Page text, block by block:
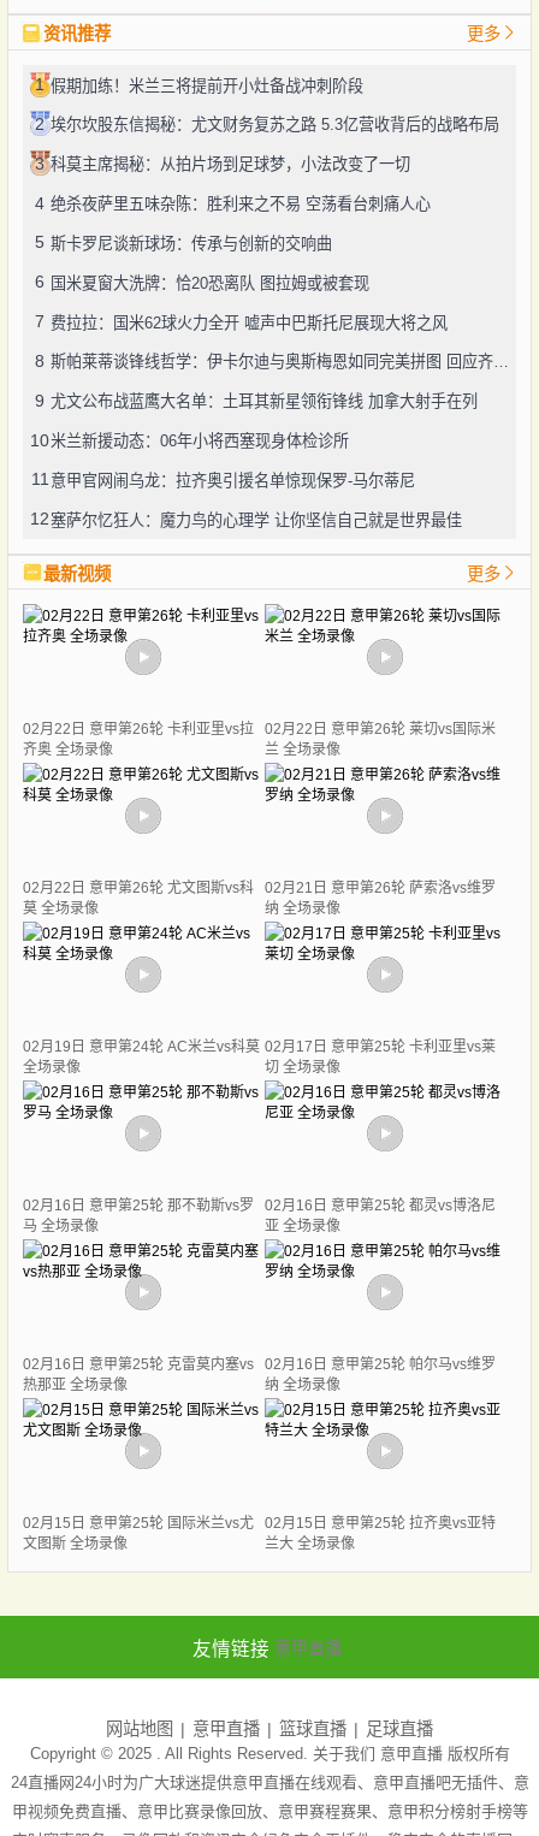
资讯推荐 更多
1 假期加练！米兰三将提前开小灶备战冲刺阶段
2 埃尔坎股东信揭秘：尤文财务复苏之路 5.3亿营收背后的战略布局
3 科莫主席揭秘：从拍片场到足球梦，小法改变了一切
4 绝杀夜萨里五味杂陈：胜利来之不易 空荡看台刺痛人心
5 斯卡罗尼谈新球场：传承与创新的交响曲
6 国米夏窗大洗牌：恰20恐离队 图拉姆或被套现
7 费拉拉：国米62球火力全开 嘘声中巴斯托尼展现大将之风
8 斯帕莱蒂谈锋线哲学：伊卡尔迪与奥斯梅恩如同完美拼图 回应齐沃争议言论显格局
9 尤文公布战蓝鹰大名单：土耳其新星领衔锋线 加拿大射手在列
10米兰新援动态：06年小将西塞现身体检诊所
11 意甲官网闹乌龙：拉齐奥引援名单惊现保罗-马尔蒂尼
12塞萨尔忆狂人：魔力鸟的心理学 让你坚信自己就是世界最佳
最新视频 更多
02月22日 意甲第26轮 卡利亚里vs拉
齐奥 全场录像
02月22日 意甲第26轮 莱切vs国际米
兰 全场录像
02月22日 意甲第26轮 尤文图斯vs科
莫 全场录像
02月21日 意甲第26轮 萨索洛vs维罗
纳 全场录像
02月19日 意甲第24轮 AC米兰vs科莫
全场录像
02月17日 意甲第25轮 卡利亚里vs莱
切 全场录像
02月16日 意甲第25轮 那不勒斯vs罗
马 全场录像
02月16日 意甲第25轮 都灵vs博洛尼
亚 全场录像
02月16日 意甲第25轮 克雷莫内塞vs
热那亚 全场录像
02月16日 意甲第25轮 帕尔马vs维罗
纳 全场录像
02月15日 意甲第25轮 国际米兰vs尤
文图斯 全场录像
02月15日 意甲第25轮 拉齐奥vs亚特
兰大 全场录像
友情链接 意甲直播
网站地图 意甲直播 篮球直播 足球直播
Copyright © 2025 . All Rights Reserved. 关于我们 意甲直播版权所有
24直播网24小时为广大球迷提供意甲直播在线观看、意甲直播吧无插件、意
甲视频免费直播、意甲比赛录像回放、意甲赛程赛果、意甲积分榜射手榜等